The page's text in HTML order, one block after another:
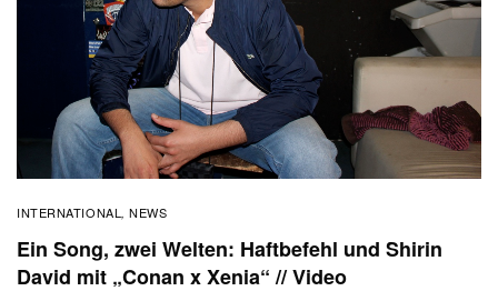
INTERNATIONAL ,NEWS
Ein Song, zwei Welten: Haftbefehl und Shirin
David mit „Conan x Xenia“ // Video